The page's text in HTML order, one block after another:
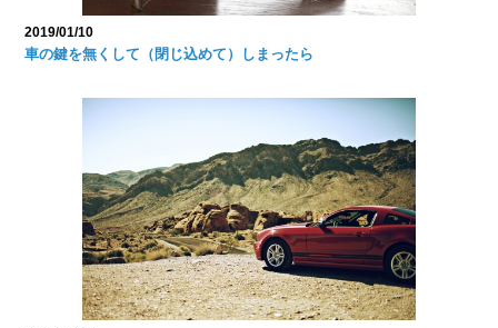
2019/01/10
車の鍵を無くして（閉じ込めて）しまったら